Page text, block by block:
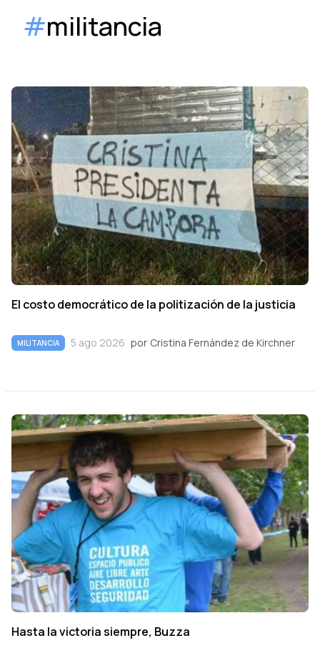
#militancia
El costo democrático de la politización de la justicia
MILITANCIA 5 ago 2026 por Cristina Fernández de Kirchner
Hasta la victoria siempre, Buzza